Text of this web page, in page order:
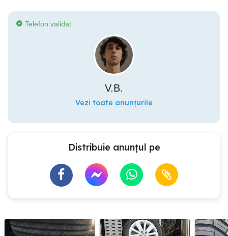
Telefon validat
V.B.
Vezi toate anunțurile
Distribuie anunțul pe